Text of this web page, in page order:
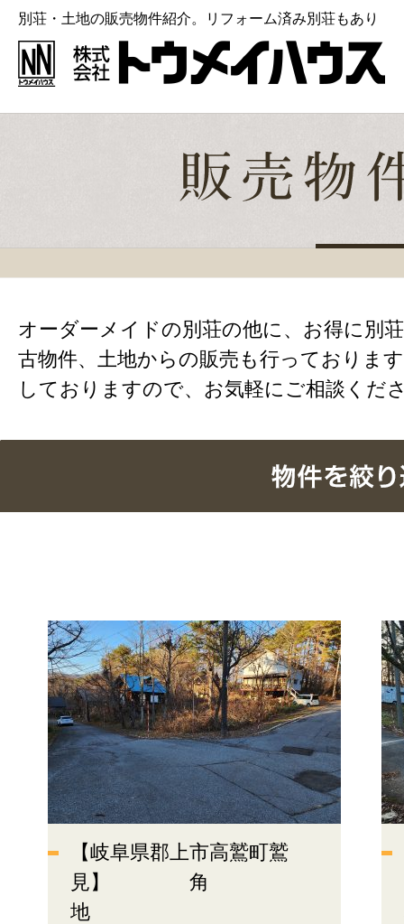
別荘・土地の販売物件紹介。リフォーム済み別荘もあり
オーダーメイドの別荘の他に、お得に別
古物件、土地からの販売も行っておりま
しておりますので、お気軽にご相談くだ
【岐阜県郡上市高鷲町鷲
見】 角